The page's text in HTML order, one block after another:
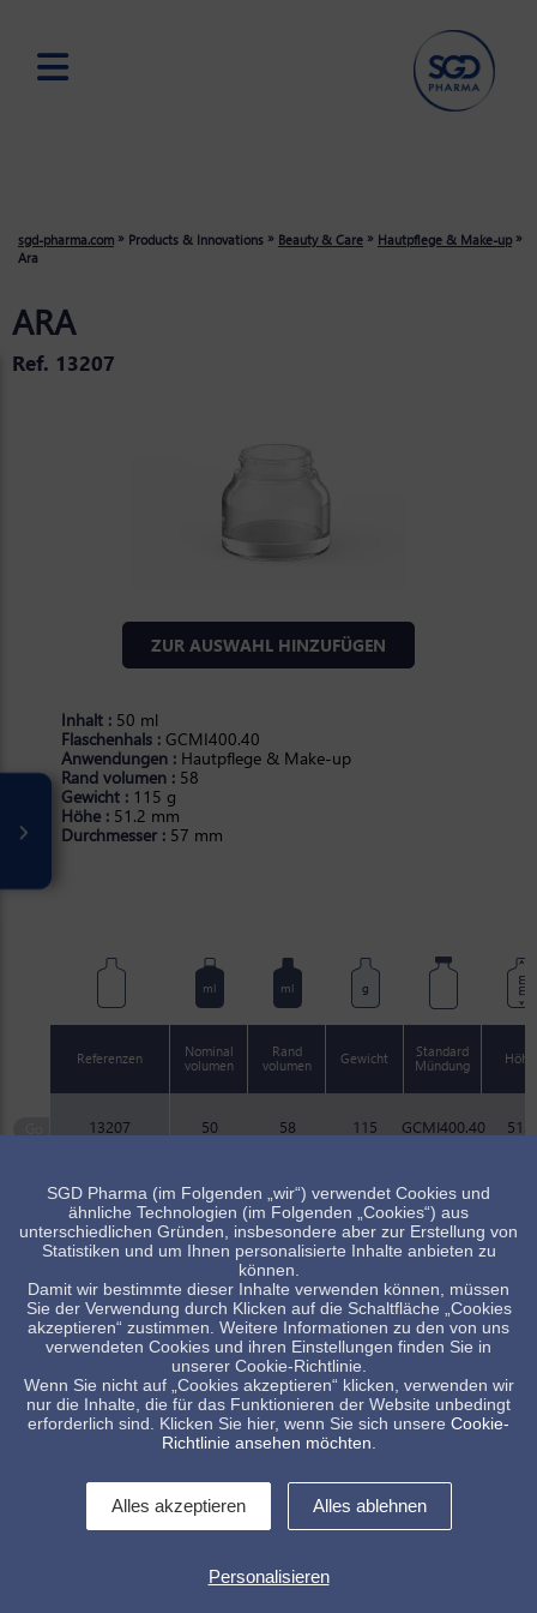
sgd-pharma.com » Products & Innovations » Beauty & Care » Hautpflege & Make-up»
Ara
ARA
Ref. 13207
ZUR AUSWAHL HINZUFÜGEN
Inhalt : 50 ml
Flaschenhals : GCMI400.40
Anwendungen : Hautpflege & Make-up
Rand volumen : 58
Gewicht : 115 g
Höhe : 51.2 mm
Durchmesser : 57 mm
ml ml g mm
Referenzen
Nominal
volumen
Rand
volumen
Gewicht
Standard
Mündung
Höhe
13207 50 58 115 GCMI400.40 51.2
Artikel verfügbar, Minimalmenge beachten
Standard Artikel, Verfügbarkeit abhängig vom Lagerbestand
Unsere Flaschen sind ebenfalls für den asiatisch-pazifischen
Raum verfügbar. Für Anfragen wenden Sie sich bitte an Ihre
bekannten Ansprechpartner in Ihrer Region.
SGD Pharma (im Folgenden „wir“) verwendet Cookies und
ähnliche Technologien (im Folgenden „Cookies“) aus
unterschiedlichen Gründen, insbesondere aber zur Erstellung von
Statistiken und um Ihnen personalisierte Inhalte anbieten zu
können.
Damit wir bestimmte dieser Inhalte verwenden können, müssen
Sie der Verwendung durch Klicken auf die Schaltfläche „Cookies
akzeptieren“ zustimmen. Weitere Informationen zu den von uns
verwendeten Cookies und ihren Einstellungen finden Sie in
unserer Cookie-Richtlinie.
Wenn Sie nicht auf „Cookies akzeptieren“ klicken, verwenden wir
nur die Inhalte, die für das Funktionieren der Website unbedingt
erforderlich sind. Klicken Sie hier, wenn Sie sich unsere Cookie-
Richtlinie ansehen möchten
Alles akzeptieren Alles ablehnen
Personalisieren